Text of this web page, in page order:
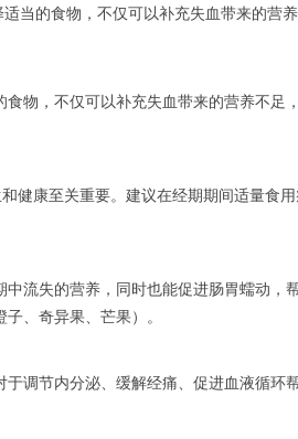
当的食物，不仅可以补充失血带来的营
，不仅可以补充失血带来的营养不足
康至关重要。建议在经期期间适量食
失的营养，同时也能促进肠胃蠕动，
、奇异果、芒果）。
节内分泌、缓解经痛、促进血液循环